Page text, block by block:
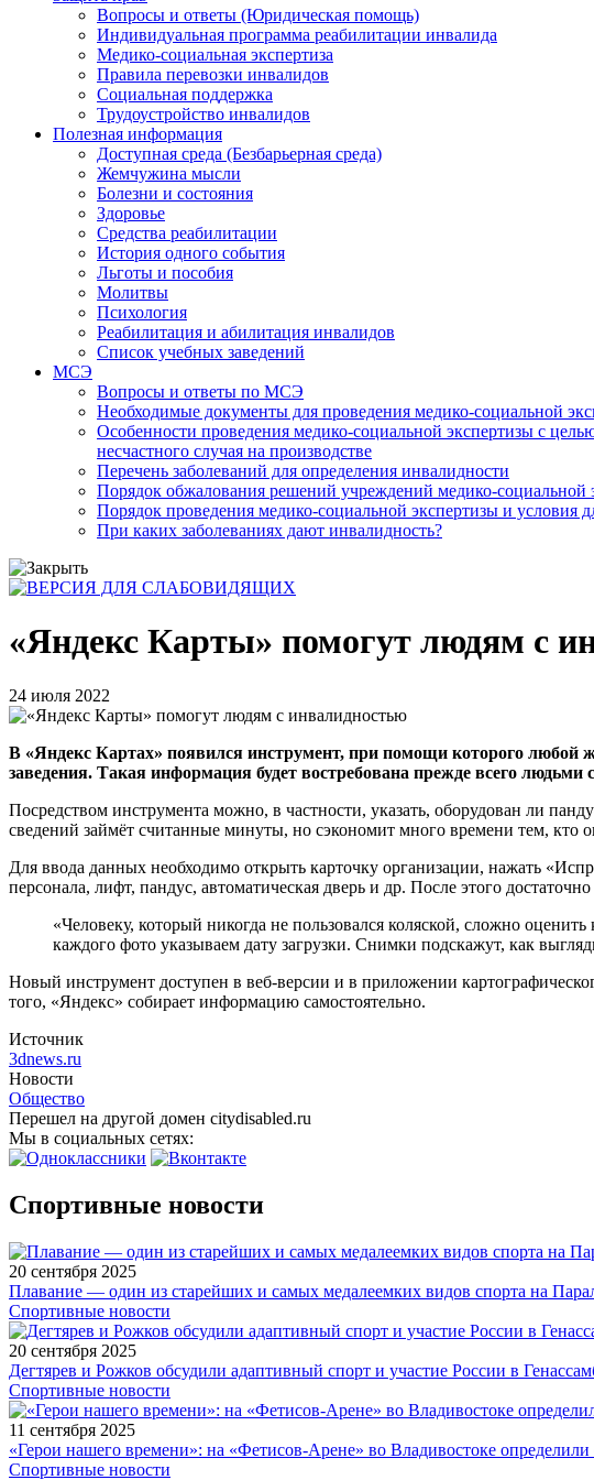
Вопросы и ответы (Юридическая помощь)
Индивидуальная программа реабилитации инвалида
Медико-социальная экспертиза
Правила перевозки инвалидов
Социальная поддержка
Трудоустройство инвалидов
Полезная информация
Доступная среда (Безбарьерная среда)
Жемчужина мысли
Болезни и состояния
Здоровье
Средства реабилитации
История одного события
Льготы и пособия
Молитвы
Психология
Реабилитация и абилитация инвалидов
Список учебных заведений
МСЭ
Вопросы и ответы по МСЭ
Необходимые документы для проведения медико-социальной
Особенности проведения медико-социальной экспертизы с
несчастного случая на производстве
Перечень заболеваний для определения инвалидности
Порядок обжалования решений учреждений медико-социальной
Порядок проведения медико-социальной экспертизы и условия
При каких заболеваниях дают инвалидность?
«Яндекс Карты» помогут людям с
24 июля 2022
В «Яндекс Картах» появился инструмент, при помощи которого любой
заведения. Такая информация будет востребована прежде всего
Посредством инструмента можно, в частности, указать, оборудован ли
сведений займёт считанные минуты, но сэкономит много времени тем, кто
Для ввода данных необходимо открыть карточку организации, нажать
персонала, лифт, пандус, автоматическая дверь и др. После этого
«Человеку, который никогда не пользовался коляской, сложно
каждого фото указываем дату загрузки. Снимки подскажут, как
Новый инструмент доступен в веб-версии и в приложении
того, «Яндекс» собирает информацию самостоятельно.
Источник
3dnews.ru
Новости
Общество
Перешел на другой домен citydisabled.ru
Мы в социальных сетях:
Спортивные новости
20 сентября 2025
Плавание — один из старейших и самых медалеемких видов спорта на
Спортивные новости
20 сентября 2025
Дегтярев и Рожков обсудили адаптивный спорт и участие России в
Спортивные новости
11 сентября 2025
«Герои нашего времени»: на «Фетисов-Арене» во Владивостоке
Спортивные новости